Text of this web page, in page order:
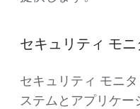
セキュリティ モ
セキュリティ モニ
ステムとアプリケー